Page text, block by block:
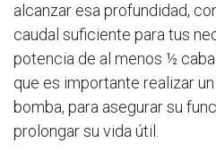
alcanzar esa profundidad,
caudal suficiente para tus
potencia de al menos ½
que es importante realizar
bomba, para asegurar su
prolongar su vida útil.